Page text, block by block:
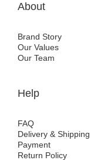
About
Brand Story
Our Values
Our Team
Help
FAQ
Delivery & Shipping
Payment
Return Policy